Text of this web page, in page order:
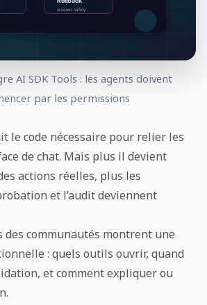
AI SDK Tools : les agents doivent
par les permissions
le code nécessaire pour relier les
de chat. Mais plus il devient
actions réelles, plus les
et l’audit deviennent
des communautés montrent une
: quels outils ouvrir, quand
et comment expliquer ou